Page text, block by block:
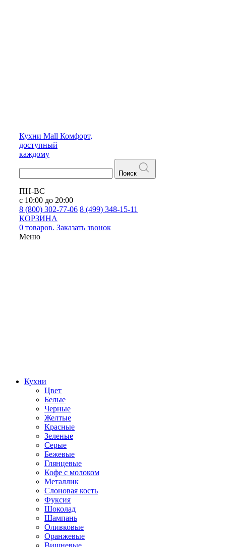
Кухни Mall Комфорт,
доступный
каждому
Поиск
ПН-ВС
с 10:00 до 20:00
8 (800) 302-77-06 8 (499) 348-15-11
КОРЗИНА
0 товаров. Заказать звонок
Меню
Кухни
Цвет
Белые
Черные
Желтые
Красные
Зеленые
Серые
Бежевые
Глянцевые
Кофе с молоком
Металлик
Слоновая кость
Фуксия
Шоколад
Шампань
Оливковые
Оранжевые
Вишневые